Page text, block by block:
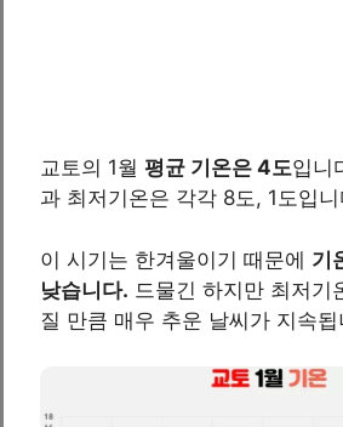
교토의 1월 평균 기온은 4도입니
과 최저기온은 각각 8도, 1도입니
이 시기는 한겨울이기 때문에 기
낮습니다. 드물긴 하지만 최저기
질 만큼 매우 추운 날씨가 지속됩